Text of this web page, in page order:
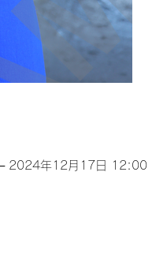
2024年12月17日 12:00